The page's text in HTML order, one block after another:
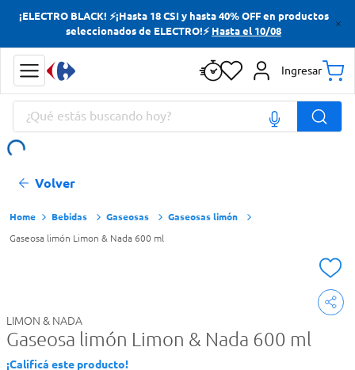
¡ELECTRO BLACK! ⚡¡Hasta 18 CSI y hasta 40% OFF en productos
seleccionados de ELECTRO!⚡ Hasta el 10/08
Ingresar
¿Qué estás buscando hoy?
Volver
Bebidas Gaseosas Gaseosas limón
Gaseosa limón Limon & Nada 600 ml
LIMON & NADA
Gaseosa limón Limon & Nada 600 ml
¡Calificá este producto!
Términos más buscados
Yerba
Cerveza
Doves
Términos más buscados
Yerba
Cerveza
Doves
Papas Fritas